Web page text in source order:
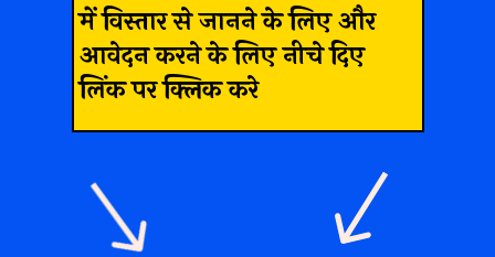
में विस्तार से जानने के लिए और
आवेदन करने के लिए नीचे दिए
लिंक पर क्लिक करे